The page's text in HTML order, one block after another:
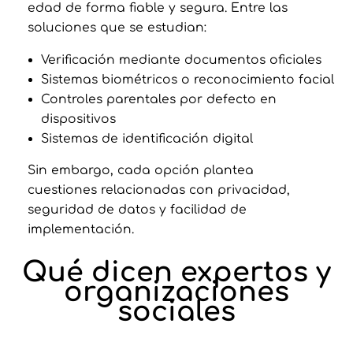
edad de forma fiable y segura. Entre las
soluciones que se estudian:
Verificación mediante documentos oficiales
Sistemas biométricos o reconocimiento facial
Controles parentales por defecto en
dispositivos
Sistemas de identificación digital
Sin embargo, cada opción plantea
cuestiones relacionadas con privacidad,
seguridad de datos y facilidad de
implementación.
Qué dicen expertos y
organizaciones
sociales